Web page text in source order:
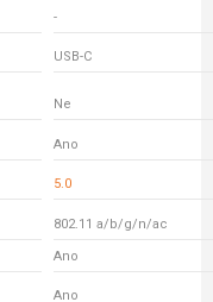
-
USB-C
Ne
Ano
5.0
802.11 a/b/g/n/ac
Ano
Ano